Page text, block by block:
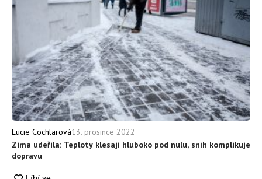
Lucie Cochlarová13. prosince 2022
Zima udeřila: Teploty klesají hluboko pod nulu, sníh komplikuje
dopravu